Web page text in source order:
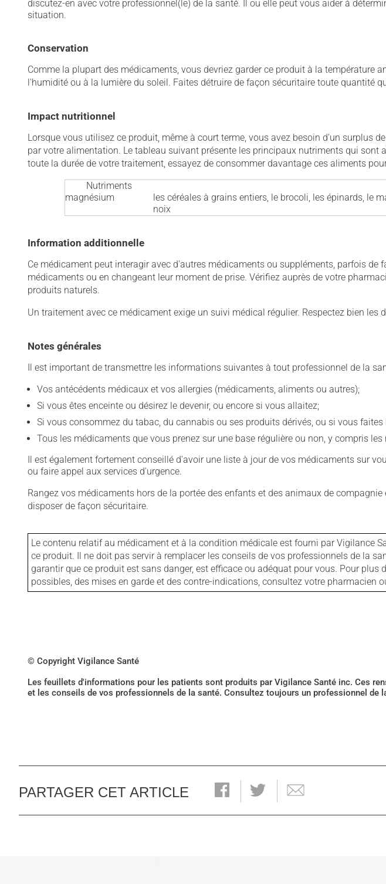
discutez-en avec votre professionnel(le) de la santé. Il ou elle peut vous aider à
situation.
Conservation
Comme la plupart des médicaments, vous devriez garder ce produit à la température
l'humidité ou à la lumière du soleil. Faites détruire de façon sécuritaire toute quantité
Impact nutritionnel
Lorsque vous utilisez ce produit, même à court terme, vous avez besoin d'un surplus
par votre alimentation. Le tableau suivant présente les principaux nutriments qui
toute la durée de votre traitement, essayez de consommer davantage ces aliments
Nutriments
magnésium
les céréales à grains entiers, le brocoli, les épinards, le
noix
Information additionnelle
Ce médicament peut interagir avec d'autres médicaments ou suppléments, parfois
médicaments ou en changeant leur moment de prise. Vérifiez auprès de votre
produits naturels.
Un traitement avec ce médicament exige un suivi médical régulier. Respectez bien les
Notes générales
Il est important de transmettre les informations suivantes à tout professionnel de la
Vos antécédents médicaux et vos allergies (médicaments, aliments ou autres);
Si vous êtes enceinte ou désirez le devenir, ou encore si vous allaitez;
Si vous consommez du tabac, du cannabis ou ses produits dérivés, ou si vous faites
Tous les médicaments que vous prenez sur une base régulière ou non, y compris
Il est également fortement conseillé d'avoir une liste à jour de vos médicaments sur
ou faire appel aux services d'urgence.
Rangez vos médicaments hors de la portée des enfants et des animaux de
disposer de façon sécuritaire.
Le contenu relatif au médicament et à la condition médicale est fourni par Vigilance
ce produit. Il ne doit pas servir à remplacer les conseils de vos professionnels de la
garantir que ce produit est sans danger, est efficace ou adéquat pour vous. Pour
possibles, des mises en garde et des contre-indications, consultez votre
© Copyright Vigilance Santé
Les feuillets d'informations pour les patients sont produits par Vigilance Santé inc. Ces
et les conseils de vos professionnels de la santé. Consultez toujours un professionnel
PARTAGER CET ARTICLE